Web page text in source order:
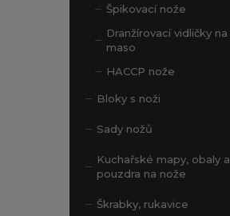
Špikovací nože
Dranžírovací vidličky na
maso
HACCP nože
Bloky s noži
Sady nožů
Kuchařské mapy, obaly a
pouzdra na nože
Škrabky, rukavice